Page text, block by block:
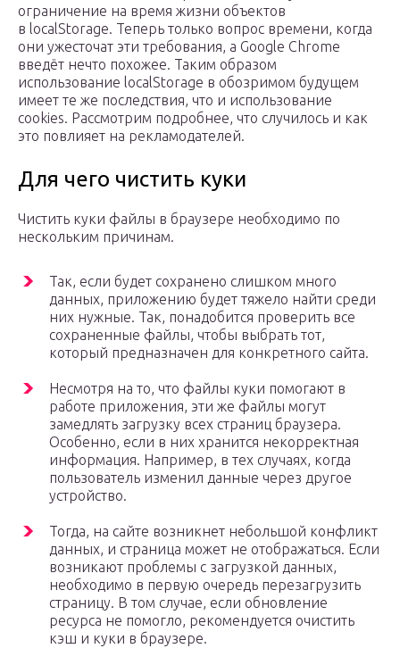
ограничение на время жизни объектов
в localStorage. Теперь только вопрос времени, когда
они ужесточат эти требования, а Google Chrome
введёт нечто похожее. Таким образом
использование localStorage в обозримом будущем
имеет те же последствия, что и использование
cookies. Рассмотрим подробнее, что случилось и как
это повлияет на рекламодателей.
Для чего чистить куки
Чистить куки файлы в браузере необходимо по
нескольким причинам.
Так, если будет сохранено слишком много
данных, приложению будет тяжело найти среди
них нужные. Так, понадобится проверить все
сохраненные файлы, чтобы выбрать тот,
который предназначен для конкретного сайта.
Несмотря на то, что файлы куки помогают в
работе приложения, эти же файлы могут
замедлять загрузку всех страниц браузера.
Особенно, если в них хранится некорректная
информация. Например, в тех случаях, когда
пользователь изменил данные через другое
устройство.
Тогда, на сайте возникнет небольшой конфликт
данных, и страница может не отображаться. Если
возникают проблемы с загрузкой данных,
необходимо в первую очередь перезагрузить
страницу. В том случае, если обновление
ресурса не помогло, рекомендуется очистить
кэш и куки в браузере.